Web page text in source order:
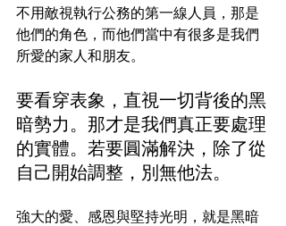
不用敵視執行公務的第一線人員，那是
他們的角色，而他們當中有很多是我們
所愛的家人和朋友。
要看穿表象，直視一切背後的黑
暗勢力。那才是我們真正要處理
的實體。若要圓滿解決，除了從
自己開始調整，別無他法。
強大的愛、感恩與堅持光明，就是黑暗